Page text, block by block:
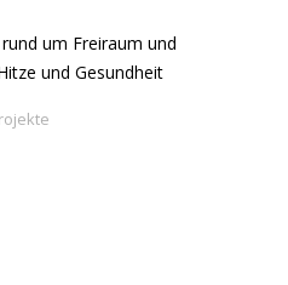
um Freiraum und
und Gesundheit